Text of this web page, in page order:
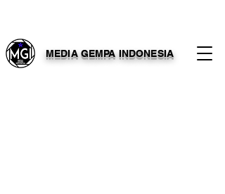
MEDIA GEMPA INDONESIA